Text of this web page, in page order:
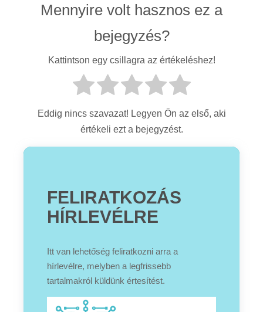
Mennyire volt hasznos ez a
bejegyzés?
Kattintson egy csillagra az értékeléshez!
Eddig nincs szavazat! Legyen Ön az első, aki
értékeli ezt a bejegyzést.
FELIRATKOZÁS
HÍRLEVÉLRE
Itt van lehetőség feliratkozni arra a
hírlevélre, melyben a legfrissebb
tartalmakról küldünk értesítést.